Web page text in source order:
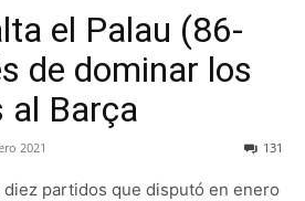
el Palau (86-
de dominar los
al Barça
2021 131
diez partidos que disputó en enero